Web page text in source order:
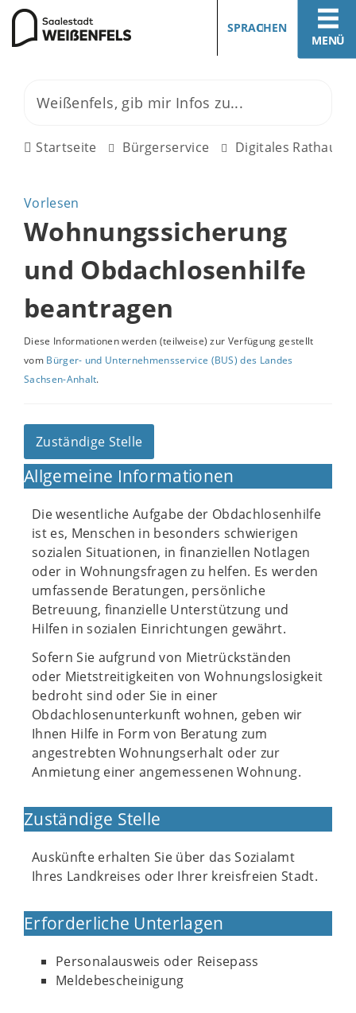
MENÜ
SPRACHEN
Startseite Bürgerservice Digitales Rathaus
Vorlesen
Wohnungssicherung
und Obdachlosenhilfe
beantragen
Diese Informationen werden (teilweise) zur Verfügung gestellt
vom Bürger- und Unternehmensservice (BUS) des Landes
Sachsen-Anhalt.
Zuständige Stelle
Allgemeine Informationen
Die wesentliche Aufgabe der Obdachlosenhilfe
ist es, Menschen in besonders schwierigen
sozialen Situationen, in finanziellen Notlagen
oder in Wohnungsfragen zu helfen. Es werden
umfassende Beratungen, persönliche
Betreuung, finanzielle Unterstützung und
Hilfen in sozialen Einrichtungen gewährt.
Sofern Sie aufgrund von Mietrückständen
oder Mietstreitigkeiten von Wohnungslosigkeit
bedroht sind oder Sie in einer
Obdachlosenunterkunft wohnen, geben wir
Ihnen Hilfe in Form von Beratung zum
angestrebten Wohnungserhalt oder zur
Anmietung einer angemessenen Wohnung.
Zuständige Stelle
Auskünfte erhalten Sie über das Sozialamt
Ihres Landkreises oder Ihrer kreisfreien Stadt.
Erforderliche Unterlagen
Personalausweis oder Reisepass
Meldebescheinigung